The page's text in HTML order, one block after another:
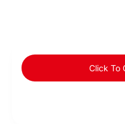
Click To